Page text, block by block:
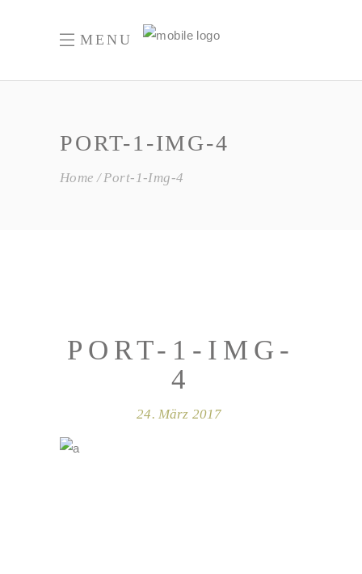
MENU
PORT-1-IMG-4
Home Port-1-Img-4
PORT-1-IMG-
4
24. März 2017